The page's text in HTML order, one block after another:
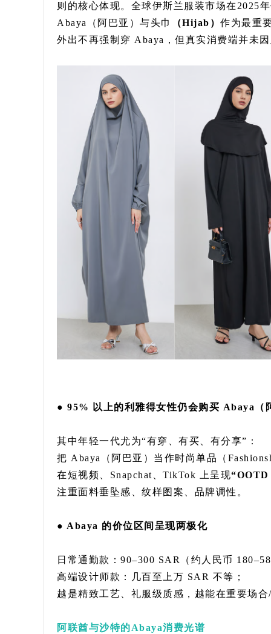
则的核心体现。全球伊斯兰服装市场在2025
Abaya（阿巴亚）与头巾
（Hijab） 作为最重
外出不再强制穿 Abaya，但真实消费端并未
● 95% 以上的利雅得女性仍会购买 Abaya（
其中年轻一代尤为“有穿、有买、有分享”：
把 Abaya（阿巴亚）当作时尚单品（
在短视频、Snapchat、TikTok 上呈现
注重面料垂坠感、纹样图案、品牌调性。
● Abaya 的价位区间呈现两极化
日常通勤款：90–300 SAR（约人民币
高端设计师款：几百至上万 SAR 不等；
越是精致工艺、礼服级质感，越能在重要场
阿联酋与沙特的Abaya消费光谱